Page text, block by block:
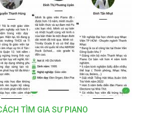
TÌM GIA SƯ PIANO